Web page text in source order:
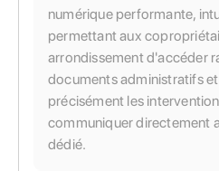
numérique performante,
permettant aux
arrondissement d'accéder
documents administratifs
précisément les
communiquer directement
dédié.